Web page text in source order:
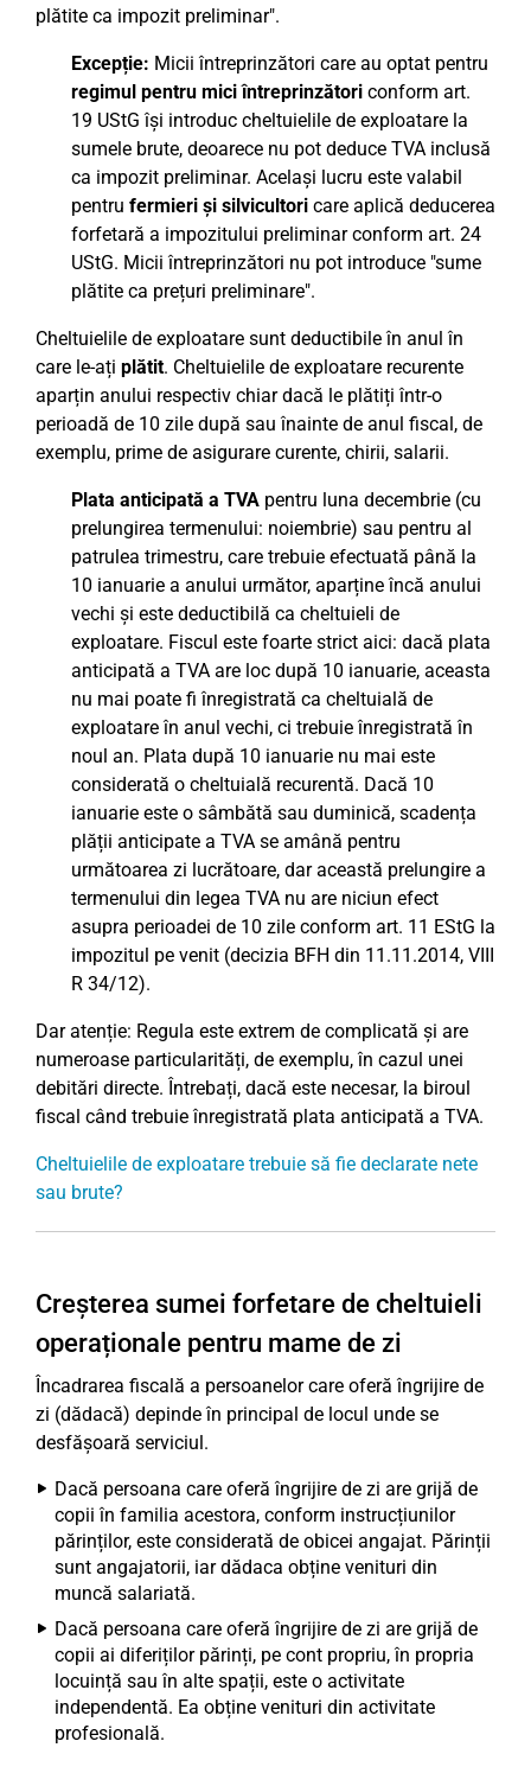
plătite ca impozit preliminar".
Excepție: Micii întreprinzători care au optat pentru
regimul pentru mici întreprinzători conform art.
19 UStG își introduc cheltuielile de exploatare la
sumele brute, deoarece nu pot deduce TVA inclusă
ca impozit preliminar. Același lucru este valabil
pentru fermieri și silvicultori care aplică deducerea
forfetară a impozitului preliminar conform art. 24
UStG. Micii întreprinzători nu pot introduce "sume
plătite ca prețuri preliminare".
Cheltuielile de exploatare sunt deductibile în anul în
care le-ați plătit. Cheltuielile de exploatare recurente
aparțin anului respectiv chiar dacă le plătiți într-o
perioadă de 10 zile după sau înainte de anul fiscal, de
exemplu, prime de asigurare curente, chirii, salarii.
Plata anticipată a TVA pentru luna decembrie (cu
prelungirea termenului: noiembrie) sau pentru al
patrulea trimestru, care trebuie efectuată până la
10 ianuarie a anului următor, aparține încă anului
vechi și este deductibilă ca cheltuieli de
exploatare. Fiscul este foarte strict aici: dacă plata
anticipată a TVA are loc după 10 ianuarie, aceasta
nu mai poate fi înregistrată ca cheltuială de
exploatare în anul vechi, ci trebuie înregistrată în
noul an. Plata după 10 ianuarie nu mai este
considerată o cheltuială recurentă. Dacă 10
ianuarie este o sâmbătă sau duminică, scadența
plății anticipate a TVA se amână pentru
următoarea zi lucrătoare, dar această prelungire a
termenului din legea TVA nu are niciun efect
asupra perioadei de 10 zile conform art. 11 EStG la
impozitul pe venit (decizia BFH din 11.11.2014, VIII
R 34/12).
Dar atenție: Regula este extrem de complicată și are
numeroase particularități, de exemplu, în cazul unei
debitări directe. Întrebați, dacă este necesar, la biroul
fiscal când trebuie înregistrată plata anticipată a TVA.
Cheltuielile de exploatare trebuie să fie declarate nete
sau brute?
Creșterea sumei forfetare de cheltuieli
operaționale pentru mame de zi
Încadrarea fiscală a persoanelor care oferă îngrijire de
zi (dădacă) depinde în principal de locul unde se
desfășoară serviciul.
Dacă persoana care oferă îngrijire de zi are grijă de
copii în familia acestora, conform instrucțiunilor
părinților, este considerată de obicei angajat. Părinții
sunt angajatorii, iar dădaca obține venituri din
muncă salariată.
Dacă persoana care oferă îngrijire de zi are grijă de
copii ai diferiților părinți, pe cont propriu, în propria
locuință sau în alte spații, este o activitate
independentă. Ea obține venituri din activitate
profesională.